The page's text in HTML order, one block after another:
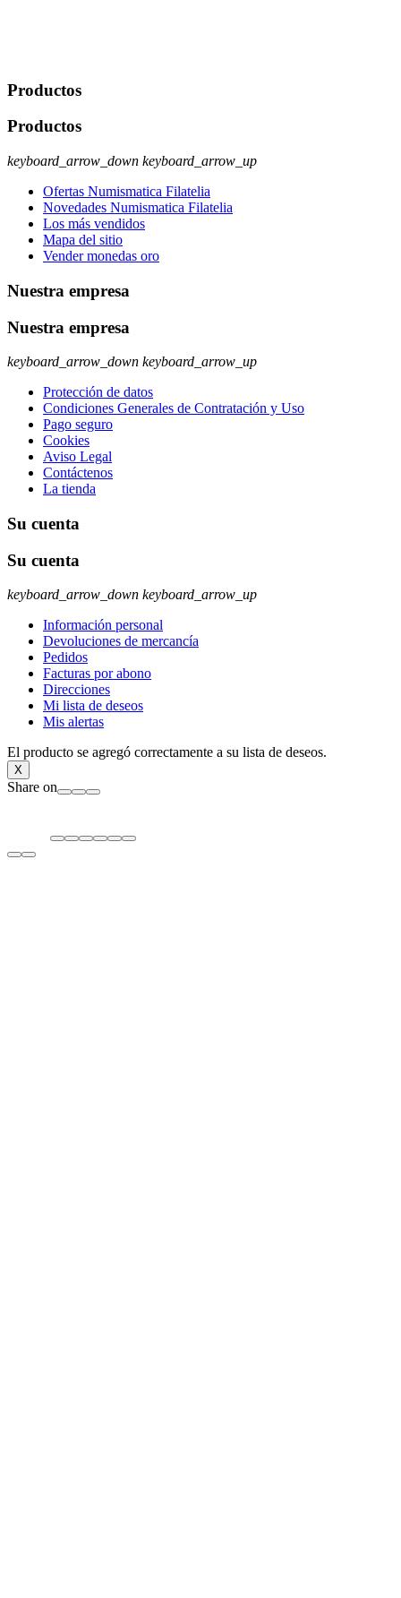
Productos
Productos
keyboard_arrow_down keyboard_arrow_up
Ofertas Numismatica Filatelia
Novedades Numismatica Filatelia
Los más vendidos
Mapa del sitio
Vender monedas oro
Nuestra empresa
Nuestra empresa
keyboard_arrow_down keyboard_arrow_up
Protección de datos
Condiciones Generales de Contratación y Uso
Pago seguro
Cookies
Aviso Legal
Contáctenos
La tienda
Su cuenta
Su cuenta
keyboard_arrow_down keyboard_arrow_up
Información personal
Devoluciones de mercancía
Pedidos
Facturas por abono
Direcciones
Mi lista de deseos
Mis alertas
El producto se agregó correctamente a su lista de deseos.
X
Share on